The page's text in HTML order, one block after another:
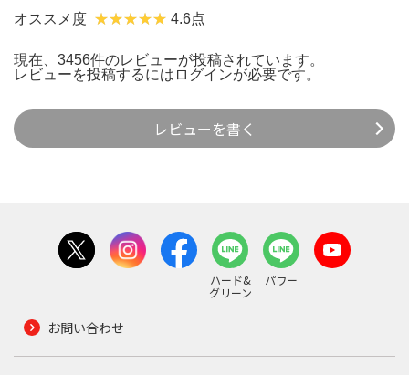
オススメ度 4.6点
現在、3456件のレビューが投稿されています。
レビューを投稿するには ログインが必要です。
レビューを書く
ハード&
グリーン
パワー
お問い合わせ